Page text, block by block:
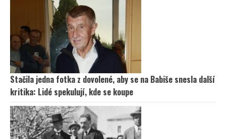
Stačila jedna fotka z dovolené, aby se na Babiše snesla další
kritika: Lidé spekulují, kde se koupe